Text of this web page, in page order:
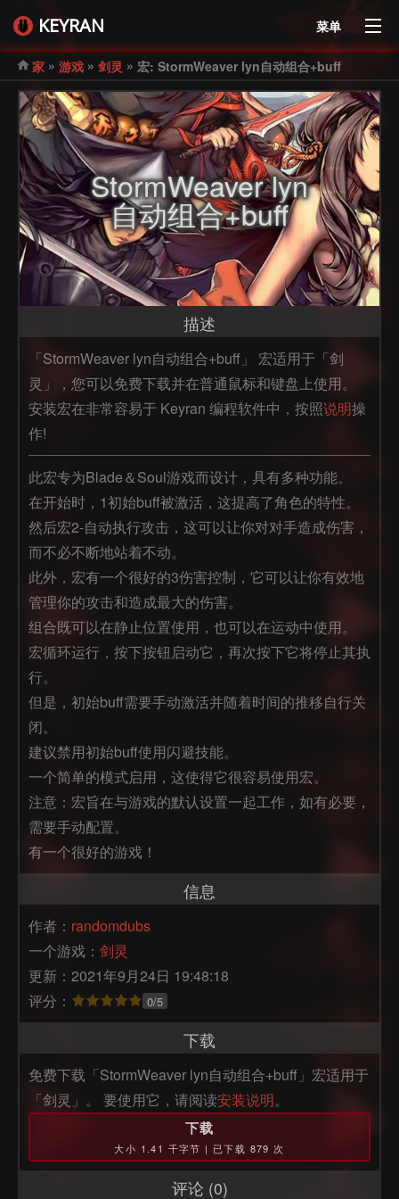
KEYRAN 菜单
家 » 游戏 » 剑灵 » 宏: StormWeaver lyn自动组合+buff
StormWeaver lyn
自动组合+buff
描述
「StormWeaver lyn自动组合+buff」 宏适用于「剑
灵」，您可以免费下载并在普通鼠标和键盘上使用。
安装宏在非常容易于 Keyran 编程软件中，按照说明操
作!
此宏专为Blade＆Soul游戏而设计，具有多种功能。
在开始时，1初始buff被激活，这提高了角色的特性。
然后宏2-自动执行攻击，这可以让你对对手造成伤害，
而不必不断地站着不动。
此外，宏有一个很好的3伤害控制，它可以让你有效地
管理你的攻击和造成最大的伤害。
组合既可以在静止位置使用，也可以在运动中使用。
宏循环运行，按下按钮启动它，再次按下它将停止其执
行。
但是，初始buff需要手动激活并随着时间的推移自行关
闭。
建议禁用初始buff使用闪避技能。
一个简单的模式启用，这使得它很容易使用宏。
注意：宏旨在与游戏的默认设置一起工作，如有必要，
需要手动配置。
有一个很好的游戏！
信息
作者： randomdubs
一个游戏： 剑灵
更新：2021年9月24日 19:48:18
评分：
0/5
下载
免费下载「StormWeaver lyn自动组合+buff」宏适用于
「剑灵」。 要使用它，请阅读安装说明。
下载
大小 1.41 千字节 | 已下载 879 次
评论 (0)